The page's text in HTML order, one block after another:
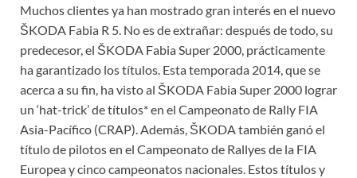
Muchos clientes ya han mostrado gran interés en el nuevo
ŠKODA Fabia R 5. No es de extrañar: después de todo, su
predecesor, el ŠKODA Fabia Super 2000, prácticamente
ha garantizado los títulos. Esta temporada 2014, que se
acerca a su fin, ha visto al ŠKODA Fabia Super 2000 lograr
un ‘hat-trick’ de títulos* en el Campeonato de Rally FIA
Asia-Pacífico (CRAP). Además, ŠKODA también ganó el
título de pilotos en el Campeonato de Rallyes de la FIA
Europea y cinco campeonatos nacionales. Estos títulos y